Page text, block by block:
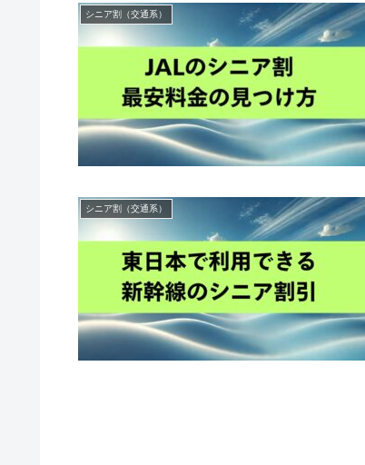
シニア割（交通系）
シニア割（交通系）